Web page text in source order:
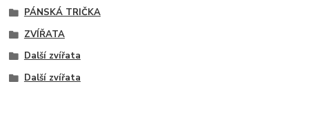
PÁNSKÁ TRIČKA
ZVÍŘATA
Další zvířata
Další zvířata